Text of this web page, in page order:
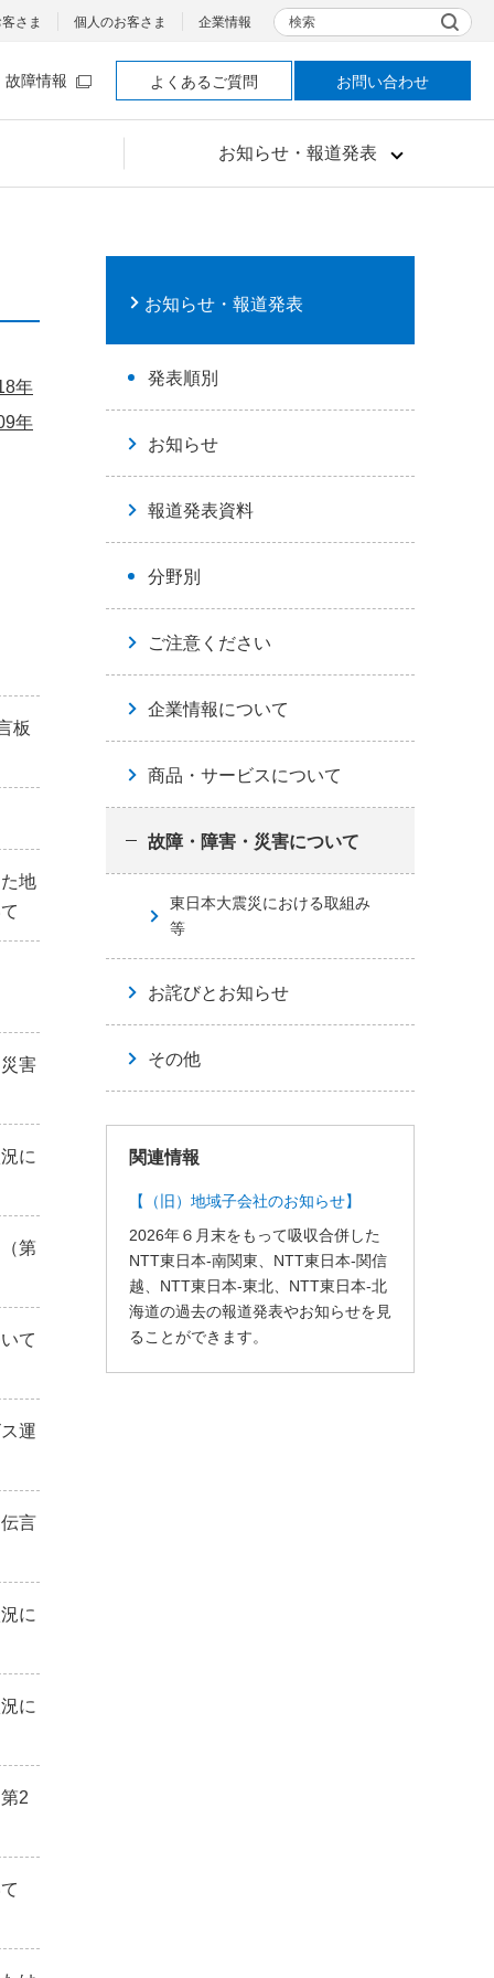
お知らせ・報道発表
さま 個人のお客さま 企業情報 検索
故障情報 よくあるご質問 お問い合わせ
年
年
板
地
害
に
第
て
運
言
に
に
2
お知らせ・報道発表
発表順別
お知らせ
報道発表資料
分野別
ご注意ください
企業情報について
商品・サービスについて
故障・障害・災害について
東日本大震災における取組み
等
お詫びとお知らせ
その他
関連情報
【（旧）地域子会社のお知らせ】
2026年６月末をもって吸収合併した
NTT東日本-南関東、NTT東日本-関信
越、NTT東日本-東北、NTT東日本-北
海道の過去の報道発表やお知らせを見
ることができます。